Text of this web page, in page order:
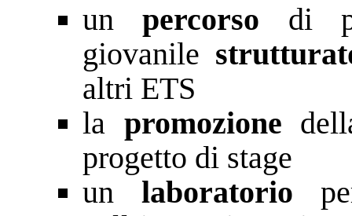
unpercorso di
giovanile
altri ETS
la promozione
progetto di stage
un laboratorio